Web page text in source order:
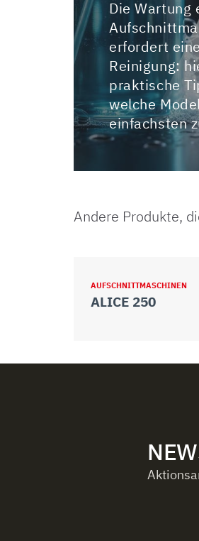
Die Wartung
erfordert
Reinigung:
praktische
welche
einfachsten
Andere Produkte,
AUFSCHNITTMASCHINEN
ALICE 250